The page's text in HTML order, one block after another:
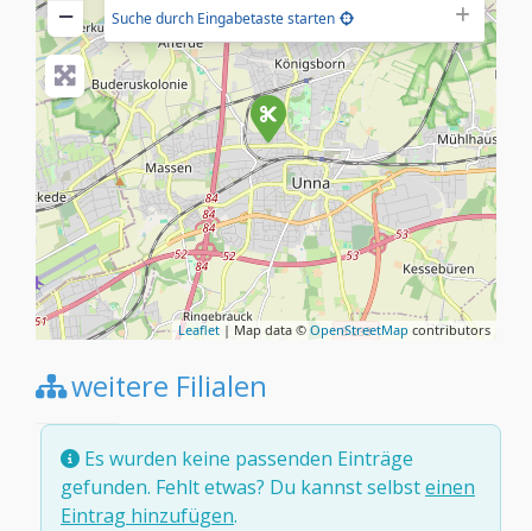
−
Suche durch Eingabetaste starten
Leaflet | Map data © OpenStreetMap contributors
weitere Filialen
Es wurden keine passenden Einträge
gefunden. Fehlt etwas? Du kannst selbsteinen
Eintrag hinzufügen.